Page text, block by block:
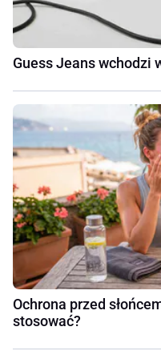
Guess Jeans wchodzi
Ochrona przed
stosować?